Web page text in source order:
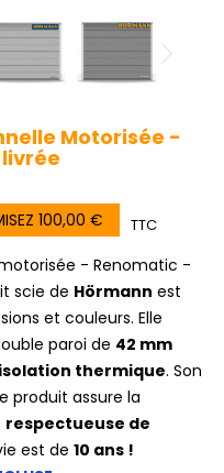
Motorisée -
100,00 € TTC
- Renomatic -
scie de Hörmann est
et couleurs. Elle
paroi de 42 mm
isolation thermique. Son
produit assure la
respectueuse de
est de 10 ans !